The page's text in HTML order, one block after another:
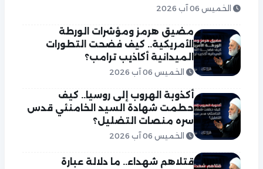
الخميس 06 آب 2026
مضيق هرمز ومؤشرات الورطة
الأمريكية.. كيف فضحت التطورات
الميدانية أكاذيب ترامب؟
الخميس 06 آب 2026
أكذوبة الهروب إلى روسيا.. كيف
حطمت شهادة السيد الخامنئي قدس
سره منصات التضليل؟
الخميس 06 آب 2026
قتلاهم شهداء.. ما دلالة عبارة